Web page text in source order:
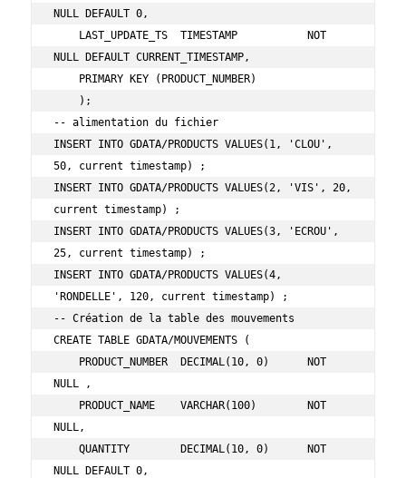
NULL DEFAULT 0,
NULL DEFAULT CURRENT_TIMESTAMP,
-- alimentation du fichier
INSERT INTO GDATA/PRODUCTS VALUES(1, 'CLOU',
50, current timestamp) ;
INSERT INTO GDATA/PRODUCTS VALUES(2, 'VIS', 20,
current timestamp) ;
INSERT INTO GDATA/PRODUCTS VALUES(3, 'ECROU',
25, current timestamp) ;
INSERT INTO GDATA/PRODUCTS VALUES(4,
'RONDELLE', 120, current timestamp) ;
-- Création de la table des mouvements
CREATE TABLE GDATA/MOUVEMENTS (
NULL ,
NULL,
NULL DEFAULT 0,